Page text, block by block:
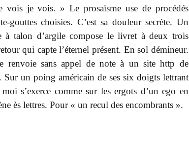
je vois. » Le prosaïsme use de procédés
gouttes choisies. C’est sa douleur secrète. Un
à talon d’argile compose le livret à deux trois
qui capte l’éternel présent. En sol démineur.
renvoie sans appel de note à un site http de
Sur un poing américain de ses six doigts lettrant
s’exerce comme sur les ergots d’un ego en
ès lettres. Pour « un recul des encombrants ».